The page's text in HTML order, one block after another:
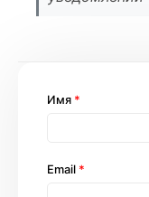
Имя *
Email *